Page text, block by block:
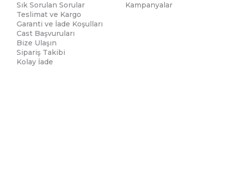
Sık Sorulan Sorular
Teslimat ve Kargo
Garanti ve İade Koşulları
Cast Başvuruları
Bize Ulaşın
Sipariş Takibi
Kolay İade
Kampanyalar